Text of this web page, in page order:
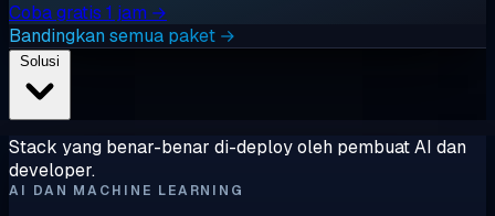
Coba gratis 1 jam →
Bandingkan semua paket →
Stack yang benar-benar di-deploy oleh pembuat AI dan
developer.
AI DAN MACHINE LEARNING